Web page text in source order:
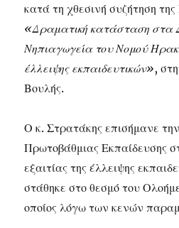
κατά τη χθεσινή συζήτηση
«Δραματική κατάσταση στα
Νηπιαγωγεία του Νομού
έλλειψης εκπαιδευτικών»,
Βουλής.
Ο κ. Στρατάκης επισήμανε
Πρωτοβάθμιας Εκπαίδευσης
εξαιτίας της έλλειψης
στάθηκε στο θεσμό του
οποίος λόγω των κενών